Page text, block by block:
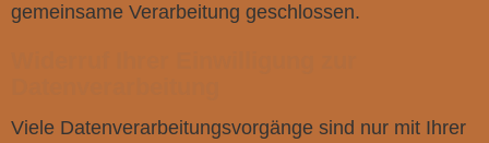
gemeinsame Verarbeitung geschlossen.
Viele Datenverarbeitungsvorgänge sind nur mit Ihrer